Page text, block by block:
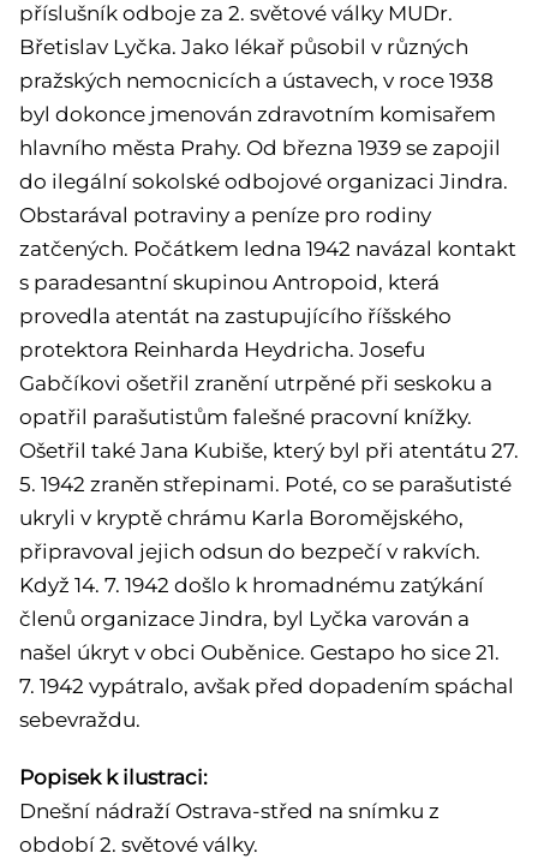
příslušník odboje za 2. světové války MUDr.
Břetislav Lyčka. Jako lékař působil v různých
pražských nemocnicích a ústavech, v roce 1938
byl dokonce jmenován zdravotním komisařem
hlavního města Prahy. Od března 1939 se zapojil
do ilegální sokolské odbojové organizaci Jindra.
Obstarával potraviny a peníze pro rodiny
zatčených. Počátkem ledna 1942 navázal kontakt
s paradesantní skupinou Antropoid, která
provedla atentát na zastupujícího říšského
protektora Reinharda Heydricha. Josefu
Gabčíkovi ošetřil zranění utrpěné při seskoku a
opatřil parašutistům falešné pracovní knížky.
Ošetřil také Jana Kubiše, který byl při atentátu 27.
5. 1942 zraněn střepinami. Poté, co se parašutisté
ukryli v kryptě chrámu Karla Boromějského,
připravoval jejich odsun do bezpečí v rakvích.
Když 14. 7. 1942 došlo k hromadnému zatýkání
členů organizace Jindra, byl Lyčka varován a
našel úkryt v obci Ouběnice. Gestapo ho sice 21.
7. 1942 vypátralo, avšak před dopadením spáchal
sebevraždu.
Popisek k ilustraci:
Dnešní nádraží Ostrava-střed na snímku z
období 2. světové války.